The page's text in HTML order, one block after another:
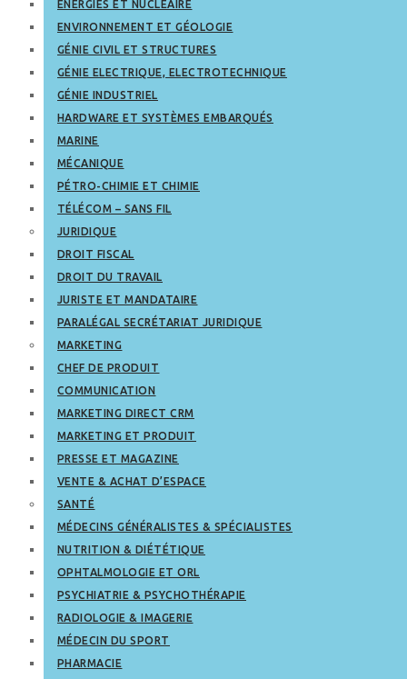
ENERGIES ET NUCLÉAIRE
ENVIRONNEMENT ET GÉOLOGIE
GÉNIE CIVIL ET STRUCTURES
GÉNIE ELECTRIQUE, ELECTROTECHNIQUE
GÉNIE INDUSTRIEL
HARDWARE ET SYSTÈMES EMBARQUÉS
MARINE
MÉCANIQUE
PÉTRO-CHIMIE ET CHIMIE
TÉLÉCOM – SANS FIL
JURIDIQUE
DROIT FISCAL
DROIT DU TRAVAIL
JURISTE ET MANDATAIRE
PARALÉGAL SECRÉTARIAT JURIDIQUE
MARKETING
CHEF DE PRODUIT
COMMUNICATION
MARKETING DIRECT CRM
MARKETING ET PRODUIT
PRESSE ET MAGAZINE
VENTE & ACHAT D’ESPACE
SANTÉ
MÉDECINS GÉNÉRALISTES & SPÉCIALISTES
NUTRITION & DIÉTÉTIQUE
OPHTALMOLOGIE ET ORL
PSYCHIATRIE & PSYCHOTHÉRAPIE
RADIOLOGIE & IMAGERIE
MÉDECIN DU SPORT
PHARMACIE